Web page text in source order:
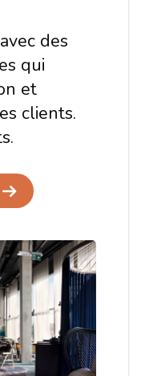
des
qui
et
clients.